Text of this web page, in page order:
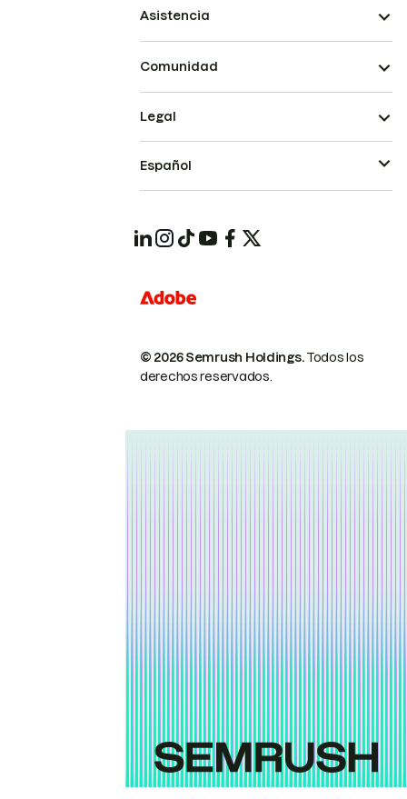
Asistencia
Comunidad
© 2026 Semrush Holdings.Todos los
derechos reservados.
Legal
Español